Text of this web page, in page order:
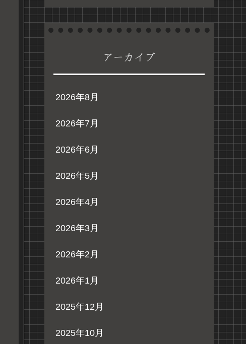
アーカイブ
2026年8月
2026年7月
2026年6月
2026年5月
2026年4月
2026年3月
2026年2月
2026年1月
2025年12月
2025年10月